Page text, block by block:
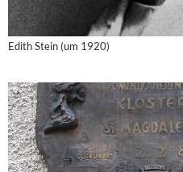
Edith Stein (um 1920)